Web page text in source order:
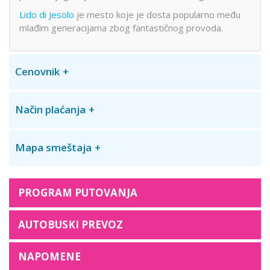
Lido di Jesolo je mesto koje je dosta popularno među
mlađim generacijama zbog fantastičnog provoda.
Cenovnik
Način plaćanja
Mapa smeštaja
PROGRAM PUTOVANJA
AUTOBUSKI PREVOZ
NAPOMENE